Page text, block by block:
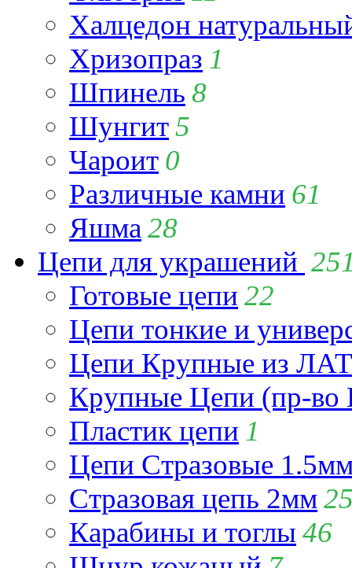
Халцедон
Хризопраз 1
Шпинель 8
Шунгит5
Чароит 0
Различные камни 61
Яшма 28
Цепи для украшений
Готовые цепи 22
Цепи тонкие и
Цепи Крупные из
Крупные Цепи (пр-во
Пластик цепи 1
Цепи Стразовые
Стразовая цепь 2мм
Карабины и тоглы 46